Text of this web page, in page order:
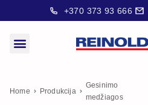
+370 373 93 666
Home Produkcija
Gesinimo
medžiagos